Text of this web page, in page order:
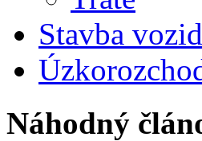
Stavba
Náhodný